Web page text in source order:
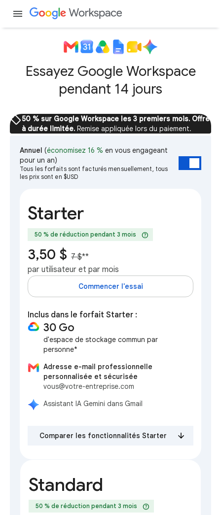
menu
Essayez Google Workspace
pendant 14 jours
sell50 % sur Google Workspace les 3 premiers mois. Offre
à durée limitée. Remise appliquée lors du paiement.
Annuel (économisez 16 % en vous engageant
pour un an)
Tous les forfaits sont facturés mensuellement, tous
les prix sont en $USD
Starter
50 % de réduction pendant 3 mois help
3,50 $ 7 $**
par utilisateur et par mois
Commencer l'essai
Inclus dans le forfait Starter :
30 Go
d'espace de stockage commun par
personne*
Adresse e-mail professionnelle
personnalisée et sécurisée
vous@votre-entreprise.com
Assistant IA Gemini dans Gmail
Comparer les fonctionnalités Starter
Standard
50 % de réduction pendant 3 mois help